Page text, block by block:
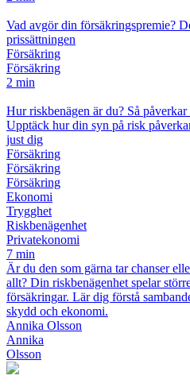
Vad avgör din försäkringspremie?
prissättningen
Försäkring
Försäkring
2 min
Hur riskbenägen är du? Så
Upptäck hur din syn på risk
just dig
Försäkring
Försäkring
Försäkring
Ekonomi
Trygghet
Riskbenägenhet
Privatekonomi
7 min
Är du den som gärna tar chanser
allt? Din riskbenägenhet spelar
försäkringar. Lär dig förstå
skydd och ekonomi.
Annika Olsson
Annika
Olsson